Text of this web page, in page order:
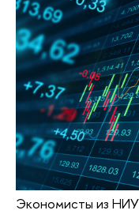
Экономисты из